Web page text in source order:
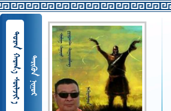
    